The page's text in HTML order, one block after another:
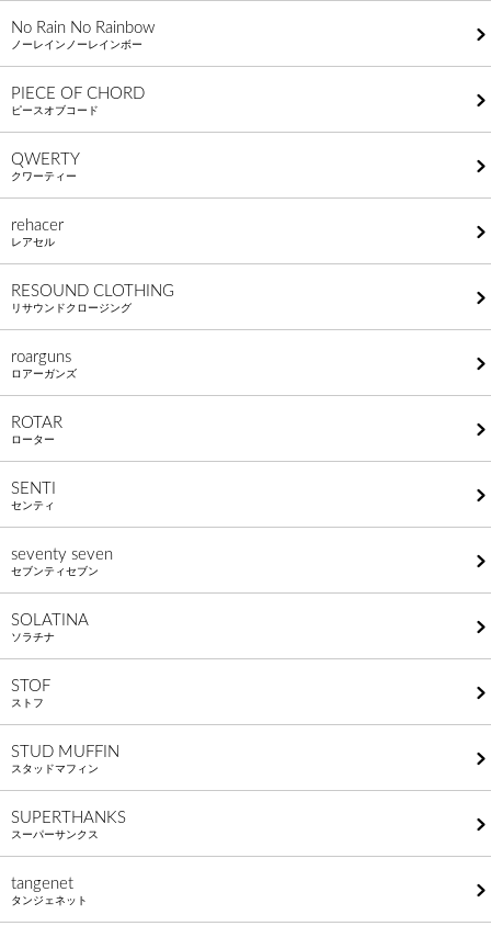
No Rain No Rainbow
ノーレインノーレインボー
PIECE OF CHORD
ピースオブコード
QWERTY
クワーティー
rehacer
レアセル
RESOUND CLOTHING
リサウンドクロージング
roarguns
ロアーガンズ
ROTAR
ローター
SENTI
センティ
seventy seven
セブンティセブン
SOLATINA
ソラチナ
STOF
ストフ
STUD MUFFIN
スタッドマフィン
SUPERTHANKS
スーパーサンクス
tangenet
タンジェネット